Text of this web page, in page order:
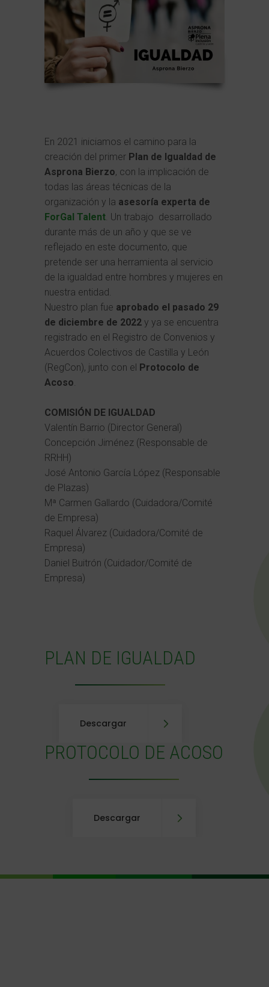
En 2021 iniciamos el camino para la
creación del primer Plan de Igualdad de
Asprona Bierzo, con la implicación de
todas las áreas técnicas de la
organización y la asesoría experta de
ForGal Talent . Un trabajo desarrollado
durante más de un año y que se ve
reflejado en este documento, que
pretende ser una herramienta al servicio
de la igualdad entre hombres y mujeres en
nuestra entidad.
Nuestro plan fue aprobado el pasado 29
de diciembre de 2022 y ya se encuentra
registrado en el Registro de Convenios y
Acuerdos Colectivos de Castilla y León
(RegCon), junto con el Protocolo de
Acoso
COMISIÓN DE IGUALDAD
Valentín Barrio (Director General)
Concepción Jiménez (Responsable de
RRHH)
José Antonio García López (Responsable
de Plazas)
Mª Carmen Gallardo (Cuidadora/Comité
de Empresa)
Raquel Álvarez (Cuidadora/Comité de
Empresa)
Daniel Buitrón (Cuidador/Comité de
Empresa)
PLAN DE IGUALDAD
Descargar
PROTOCOLO DE ACOSO
Descargar